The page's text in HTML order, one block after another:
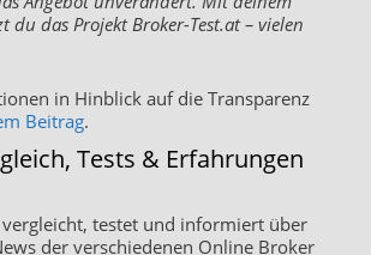
du das Projekt Broker-Test.at – vielen
in Hinblick auf die Transparenz
Beitrag.
Tests & Erfahrungen
vergleicht, testet und informiert über
der verschiedenen Online Broker